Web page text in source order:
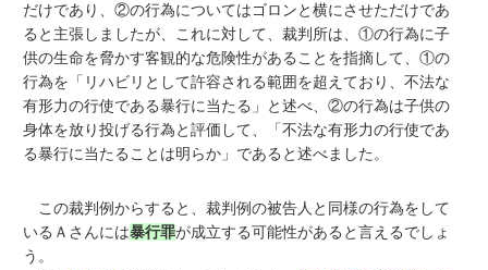
だけであり、②の行為についてはゴロンと横にさせただけであ
ると主張しましたが、これに対して、裁判所は、①の行為に子
供の生命を脅かす客観的な危険性があることを指摘して、①の
行為を「リハビリとして許容される範囲を超えており、不法な
有形力の行使である暴行に当たる」と述べ、②の行為は子供の
身体を放り投げる行為と評価して、「不法な有形力の行使であ
る暴行に当たることは明らか」であると述べました。
この裁判例からすると、裁判例の被告人と同様の行為をして
いるＡさんには暴行罪が成立する可能性があると言えるでしょ
う。